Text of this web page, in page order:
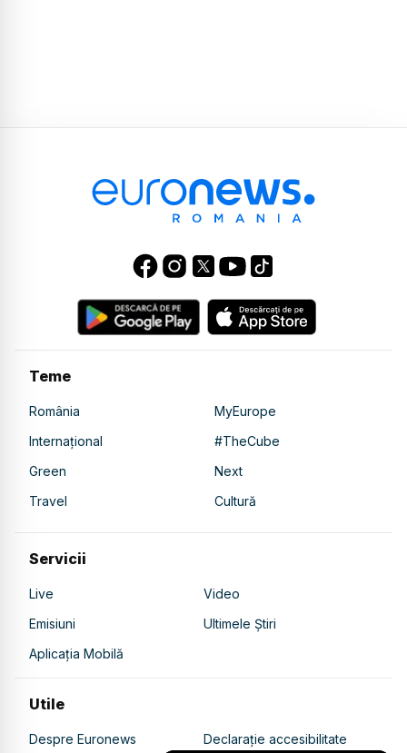
Teme
România
MyEurope
Internațional
#TheCube
Green
Next
Travel
Cultură
Servicii
Live
Video
Emisiuni
Ultimele Știri
Aplicația Mobilă
Utile
Despre Euronews Declarație accesibilitate